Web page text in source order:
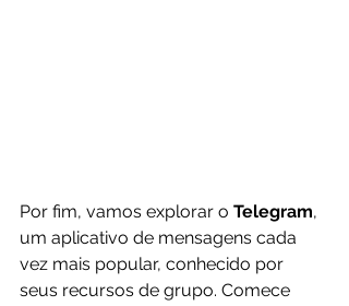
Por fim, vamos explorar o Telegram,
um aplicativo de mensagens cada
vez mais popular, conhecido por
seus recursos de grupo. Comece